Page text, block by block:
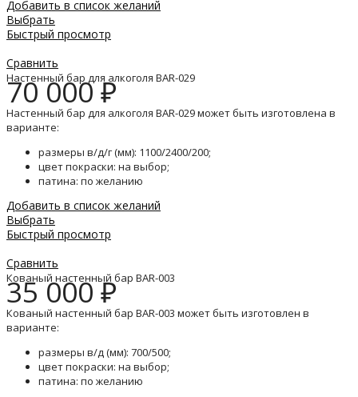
Добавить в список желаний
Выбрать
Быстрый просмотр
Сравнить
Настенный бар для алкоголя BAR-029
70 000₽
Настенный бар для алкоголя BAR-029 может быть изготовлена в
варианте:
размеры в/д/г (мм): 1100/2400/200;
цвет покраски: на выбор;
патина: по желанию
Добавить в список желаний
Выбрать
Быстрый просмотр
Сравнить
Кованый настенный бар BAR-003
35 000₽
Кованый настенный бар BAR-003 может быть изготовлен в
варианте:
размеры в/д (мм): 700/500;
цвет покраски: на выбор;
патина: по желанию